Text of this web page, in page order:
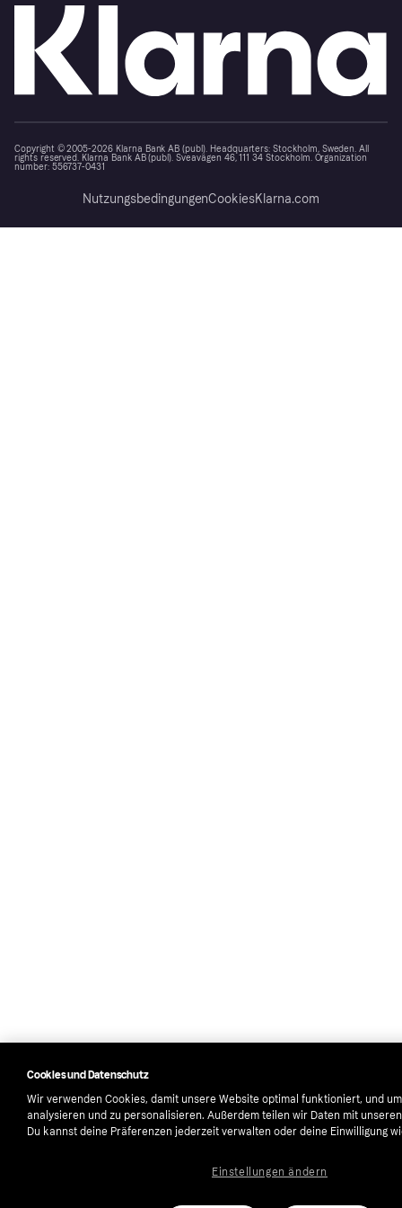
Copyright © 2005-2026 Klarna Bank AB (publ). Headquarters: Stockholm, Sweden. All
rights reserved. Klarna Bank AB (publ). Sveavägen 46, 111 34 Stockholm. Organization
number: 556737-0431
NutzungsbedingungenCookiesKlarna.com
Cookies und Datenschutz
Wir verwenden Cookies, damit unsere Website optimal funktioniert, und
analysieren und zu personalisieren. Außerdem teilen wir Daten mit
Du kannst deine Präferenzen jederzeit verwalten oder deine Einwilligung
Einstellungen ändern